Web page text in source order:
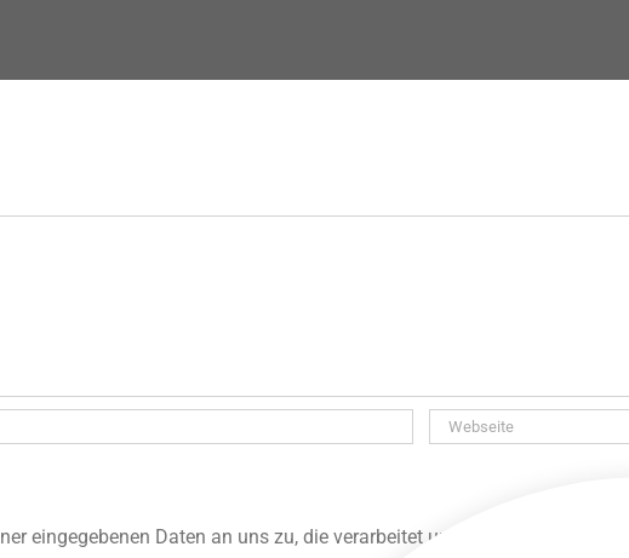
eingegebenen Daten an uns zu, die verarbeitet und gespeichert